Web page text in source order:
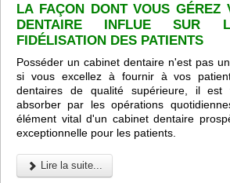
LA FAÇON DONT VOUS GÉREZ
DENTAIRE INFLUE SUR
FIDÉLISATION DES PATIENTS
Posséder un cabinet dentaire n'est pas
si vous excellez à fournir à vos
dentaires de qualité supérieure, il
absorber par les opérations
élément vital d'un cabinet dentaire
exceptionnelle pour les patients.
Lire la suite...